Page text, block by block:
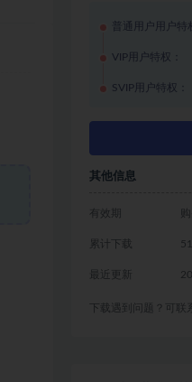
普通用户用户特
VIP用户特权：
SVIP用户特权：
其他信息
有效期
累计下载 51
最近更新
下载遇到问题？可联